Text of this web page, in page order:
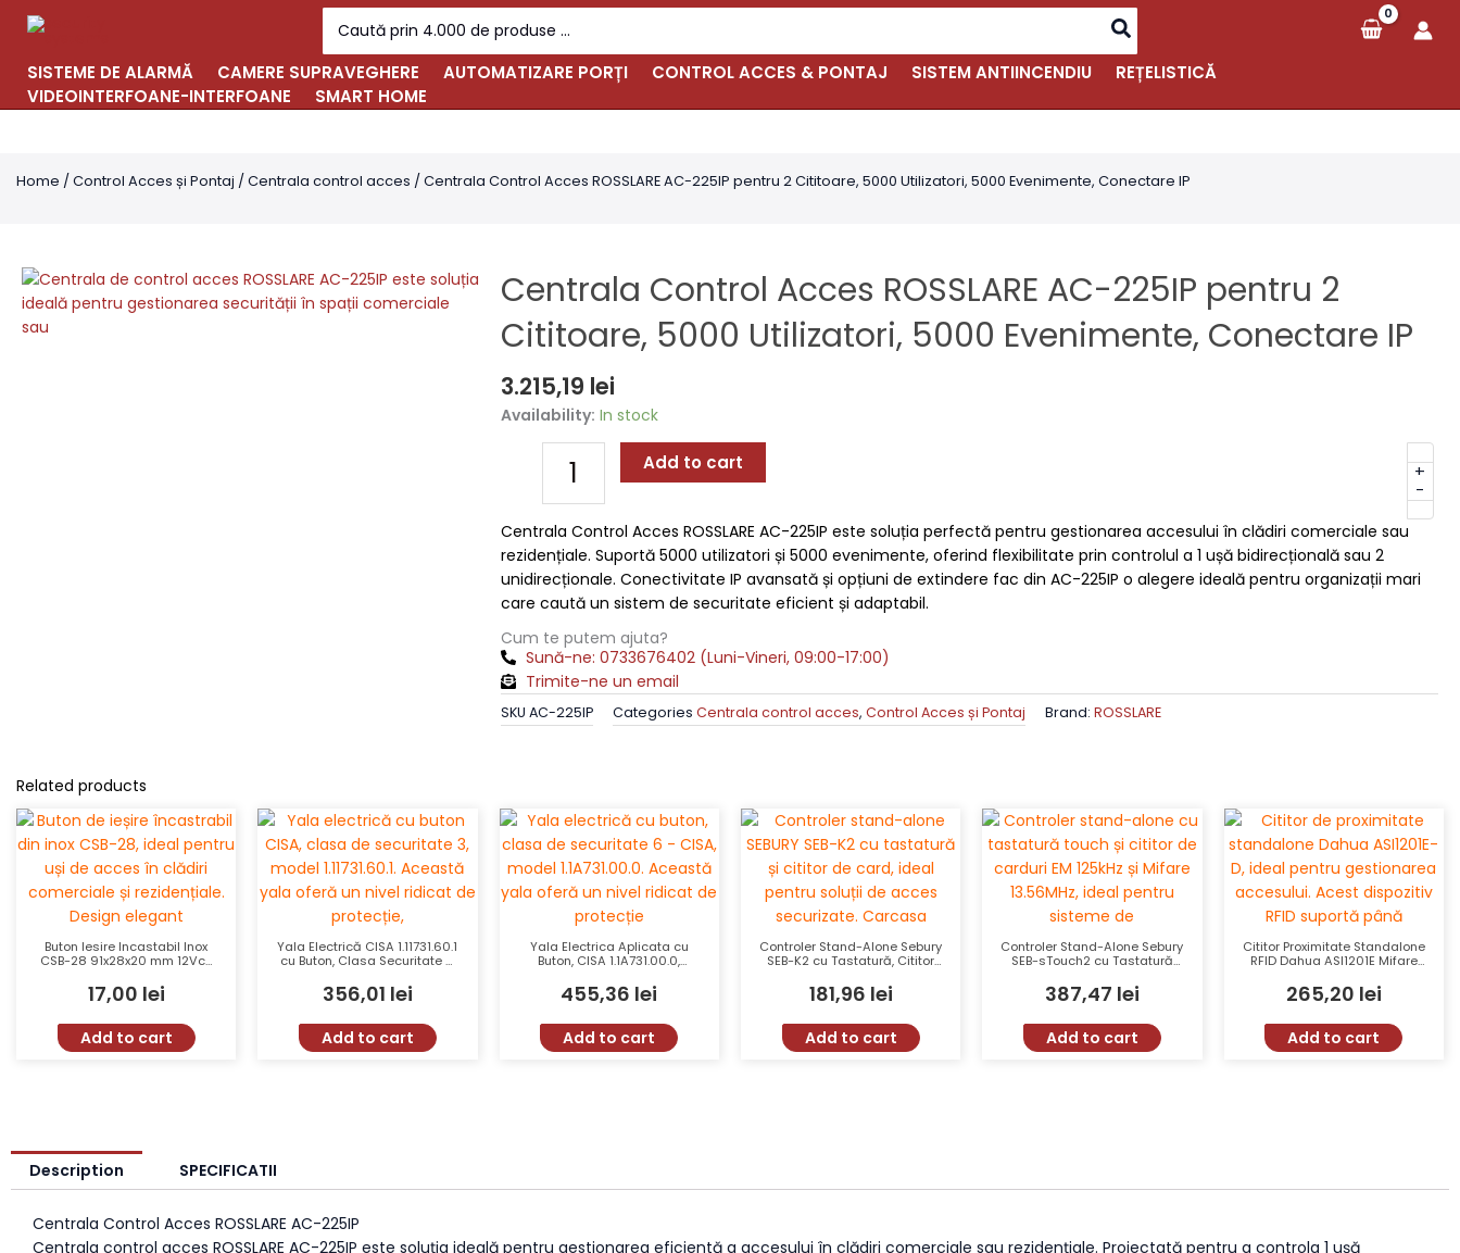
Skip
for:
SISTEME DE ALARMĂ CAMERE SUPRAVEGHERE AUTOMATIZARE PORȚI CONTROL ACCES & PONTAJ SISTEM ANTIINCENDIU
REȚELISTICĂ
VIDEOINTERFOANE-INTERFOANE
SMART HOME
Home /Control Acces și Pontaj /Centrala control acces / Centrala Control Acces ROSSLARE AC-225IP pentru 2 Cititoare, 5000 Utilizatori, 5000 Evenimente, Conectare IP
Centrala Control Acces ROSSLARE AC-225IP pentru 2
Cititoare, 5000 Utilizatori, 5000 Evenimente, Conectare IP
3.215,19 lei
Availability: In stock
-
Centrala
Control
225IP
pentru
2
Cititoare,
5000
Utilizatori,
5000
Evenimente,
Conectare
+
Add to cart
Centrala Control Acces ROSSLARE AC-225IP este soluția perfectă pentru gestionarea accesului în clădiri comerciale sau
rezidențiale. Suportă 5000 utilizatori și 5000 evenimente, oferind flexibilitate prin controlul a 1 ușă bidirecțională sau 2
unidirecționale. Conectivitate IP avansată și opțiuni de extindere fac din AC-225IP o alegere ideală pentru organizații mari
care caută un sistem de securitate eficient și adaptabil.
Cum te putem ajuta?
Sună-ne: 0733676402 (Luni-Vineri, 09:00-17:00)
Trimite-ne un email
SKUAC-225IP Categories Centrala control acces,Control Acces și Pontaj Brand:ROSSLARE
Related products
Buton Iesire Incastabil Inox
CSB-28 91x28x20 mm 12Vcc
17,00 lei
Add to cart
Yala Electrică CISA 1.11731.60.1
cu Buton, Clasa Securitate 3,
356,01 lei
Add to cart
Yala Electrica Aplicata cu
Buton, CISA 1.1A731.00.0,
12V, Greutate 2800g
455,36 lei
Add to cart
Controler Stand-Alone Sebury
SEB-K2 cu Tastatură, Cititor
181,96 lei
Add to cart
Controler Stand-Alone Sebury
SEB-sTouch2 cu Tastatură
și Mifare 13.56MHz, Carcasă
Antivandal
387,47 lei
Add to cart
Cititor Proximitate Standalone
RFID Dahua ASI1201E Mifare
Waterproof
265,20 lei
Add to cart
Description SPECIFICATII
Centrala Control Acces ROSSLARE AC-225IP
Centrala control acces ROSSLARE AC-225IP este soluția ideală pentru gestionarea eficientă a accesului în clădiri comerciale sau rezidențiale. Proiectată pentru a controla 1 ușă